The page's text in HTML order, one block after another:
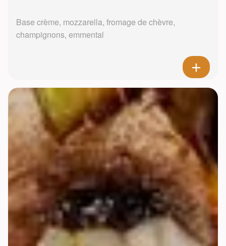
Base crème, mozzarella, fromage de chèvre,
champignons, emmental